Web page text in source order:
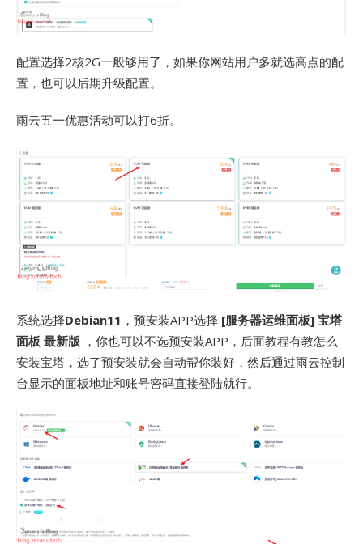
配置选择2核2G一般够用了，如果你网站用户多就选高点的配
置，也可以后期升级配置。
雨云五一优惠活动可以打6折。
系统选择Debian11 ，预安装APP选择 [服务器运维面板] 宝塔
面板 最新版 ，你也可以不选预安装APP，后面教程有教怎么
安装宝塔，选了预安装就会自动帮你装好，然后通过雨云控制
台显示的面板地址和账号密码直接登陆就行。